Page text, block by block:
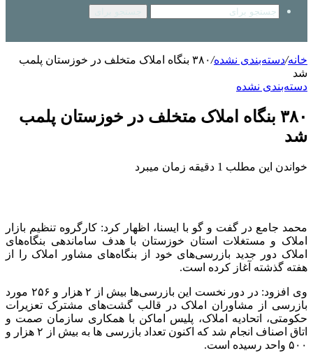
خانه/دسته‌بندی نشده/
۳۸۰ بنگاه املاک متخلف در خوزستان پلمب
شد
دسته‌بندی نشده
۳۸۰ بنگاه املاک متخلف در خوزستان پلمب
شد
خواندن این مطلب 1 دقیقه زمان میبرد
محمد جامع در گفت و گو با ایسنا، اظهار کرد: کارگروه تنظیم بازار
املاک و مستغلات استان‌ خوزستان با هدف ساماندهی بنگاه‌های
املاک دور جدید بازرسی‌های خود از بنگاه‌های مشاور املاک را از
هفته گذشته آغاز کرده است.
وی افزود: در دور نخست این بازرسی‌ها بیش از ۲ هزار و ۲۵۶ مورد
بازرسی از مشاوران املاک در قالب گشت‌های مشترک تعزیرات
حکومتی، اتحادیه املاک، پلیس اماکن با همکاری سازمان صمت و
اتاق اصناف انجام شد که اکنون تعداد بازرسی ها به بیش از ۲ هزار و
۵۰۰ واحد رسیده است.